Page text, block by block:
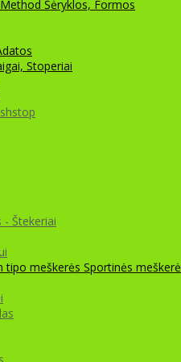
Method Šėryklos, Formos
Stoperiai
- Štekeriai
tipo meškerės Sportinės